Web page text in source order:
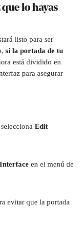
lo hayas
listo para ser
si la portada de tu
está dividido en
para asegurar
Edit
Interface en el menú de
evitar que la portada